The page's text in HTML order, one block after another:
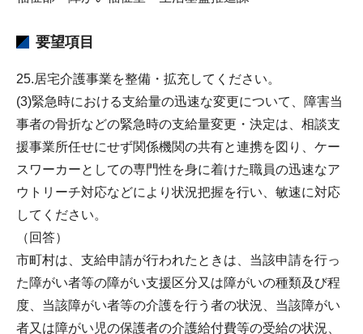
要望項目
25.居宅介護事業を整備・拡充してください。
(3)緊急時における支給量の迅速な変更について、障害当
事者の骨折などの緊急時の支給量変更・決定は、相談支
援事業所任せにせず関係機関の共有と連携を図り、ケー
スワーカーとしての専門性を身に着けた職員の迅速なア
ウトリーチ対応などにより状況把握を行い、敏速に対応
してください。
（回答）
市町村は、支給申請が行われたときは、当該申請を行っ
た障がい者等の障がい支援区分又は障がいの種類及び程
度、当該障がい者等の介護を行う者の状況、当該障がい
者又は障がい児の保護者の介護給付費等の受給の状況、